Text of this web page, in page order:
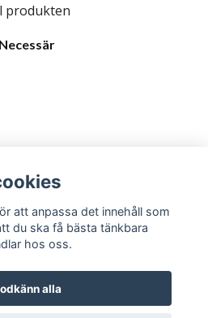
produkten
Necessär
att anpassa det innehåll som
du ska få bästa tänkbara
hos oss.
alla